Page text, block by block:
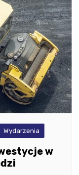
Wydarzenia
w